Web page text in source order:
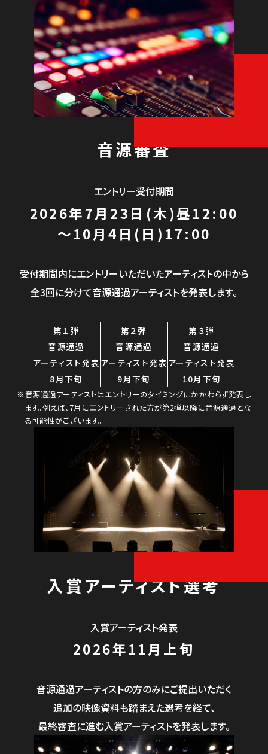
音源審査
エントリー受付期間
2026年7月23日(木)昼12:00
〜10月4日(日)17:00
受付期間内にエントリーいただいたアーティストの中から
全3回に分けて音源通過アーティストを発表します。
第１弾
音源通過
アーティスト発表
8月下旬
第２弾
音源通過
アーティスト発表
9月下旬
第３弾
音源通過
アーティスト発表
10月下旬
※音源通過アーティストはエントリーのタイミングにかかわらず発表し
ます。例えば、7月にエントリーされた方が第2弾以降に音源通過とな
る可能性がございます。
入賞アーティスト選考
入賞アーティスト発表
2026年11月上旬
音源通過アーティストの方のみにご提出いただく
追加の映像資料も踏まえた選考を経て、
最終審査に進む入賞アーティストを発表します。